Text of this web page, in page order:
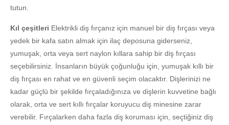
tutun.
Kıl çeşitleri Elektrikli diş fırçanız için manuel bir diş fırçası veya
yedek bir kafa satın almak için ilaç deposuna giderseniz,
yumuşak, orta veya sert naylon kıllara sahip bir diş fırçası
seçebilirsiniz. İnsanların büyük çoğunluğu için, yumuşak kıllı bir
diş fırçası en rahat ve en güvenli seçim olacaktır. Dişlerinizi ne
kadar güçlü bir şekilde fırçaladığınıza ve dişlerin kuvvetine bağlı
olarak, orta ve sert kıllı fırçalar koruyucu diş minesine zarar
verebilir. Fırçalarken daha fazla diş koruması için, seçtiğiniz diş